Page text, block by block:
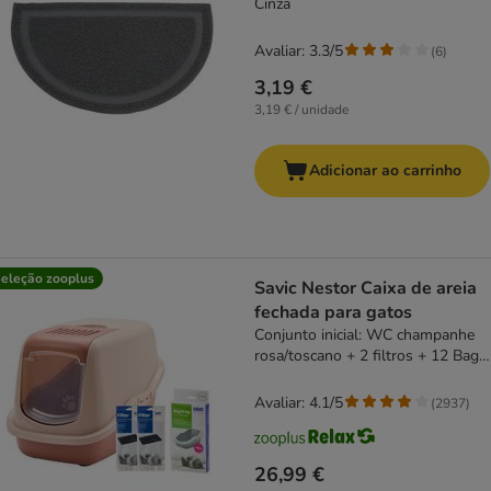
3,19 €
3,19 € / unidade
Avaliar: 3.3/5 (6)
Adicionar ao carrinho
zooplus
Savic Nestor Caixa de areia
fechada para gatos
Conjunto inicial: WC champanhe
rosa/toscano + 2 filtros + 12 Bag
26,99 €
Avaliar: 4.1/5 (2937)